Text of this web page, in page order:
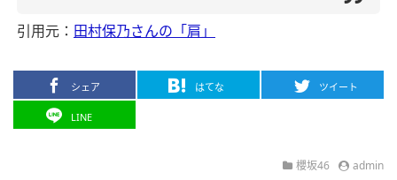
引用元： 田村保乃さんの「肩」
シェア はてな ツイート
LINE
櫻坂46 admin